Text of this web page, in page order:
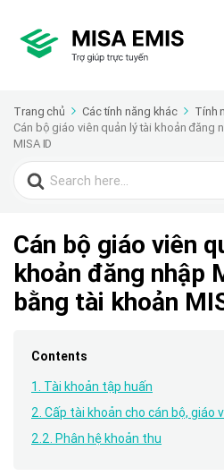
Trang chủ Các tính năng khác Tính
Cán bộ giáo viên quản lý tài khoản đăng
MISA ID
Search
for:
Cán bộ giáo viên
khoản đăng nhập
bằng tài khoản
Contents
1. Tài khoản tập huấn
2. Cấp tài khoản cho cán bộ, giáo
2.2. Phân hệ khoản thu